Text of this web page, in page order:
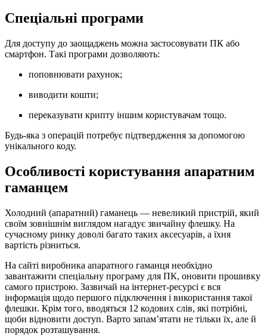
Спеціальні програми
Для доступу до заощаджень можна застосовувати ПК або
смартфон. Такі програми дозволяють:
поповнювати рахунок;
виводити кошти;
переказувати крипту іншим користувачам тощо.
Будь-яка з операцій потребує підтвердження за допомогою
унікального коду.
Особливості користування апаратним
гаманцем
Холодний (апаратний) гаманець — невеликий пристрій, який
своїм зовнішнім виглядом нагадує звичайну флешку. На
сучасному ринку доволі багато таких аксесуарів, а їхня
вартість різниться.
На сайті виробника апаратного гаманця необхідно
завантажити спеціальну програму для ПК, оновити прошивку
самого пристрою. Зазвичай на інтернет-ресурсі є вся
інформація щодо першого підключення і використання такої
флешки. Крім того, вводяться 12 кодових слів, які потрібні,
щоби відновити доступ. Варто запам’ятати не тільки їх, але й
порядок розташування.